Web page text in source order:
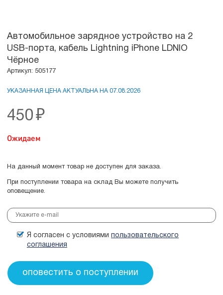
Автомобильное зарядное устройство на 2
USB-порта, кабель Lightning iPhone LDNIO
Чёрное
Артикул: 505177
УКАЗАННАЯ ЦЕНА АКТУАЛЬНА НА 07.08.2026
450 ₽
Ожидаем
На данный момент товар не доступен для заказа.
При поступлении товара на склад Вы можете получить
оповещение.
Я согласен с условиями пользовательского
соглашения